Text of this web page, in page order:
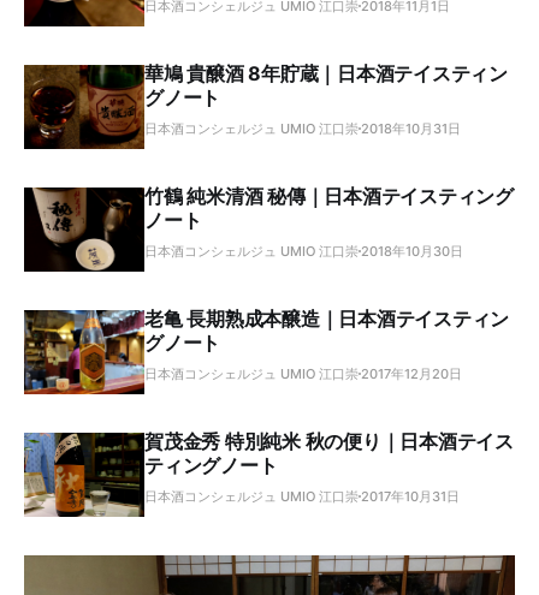
日本酒コンシェルジュ UMIO 江口崇 2018年11月1日
華鳩 貴醸酒 8年貯蔵｜日本酒テイスティン
グノート
日本酒コンシェルジュ UMIO 江口崇 2018年10月31日
竹鶴 純米清酒 秘傳｜日本酒テイスティング
ノート
日本酒コンシェルジュ UMIO 江口崇 2018年10月30日
老亀 長期熟成本醸造｜日本酒テイスティン
グノート
日本酒コンシェルジュ UMIO 江口崇 2017年12月20日
賀茂金秀 特別純米 秋の便り｜日本酒テイス
ティングノート
日本酒コンシェルジュ UMIO 江口崇 2017年10月31日